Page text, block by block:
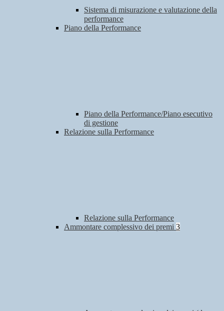
Sistema di misurazione e valutazione della
performance
Piano della Performance
Piano della Performance/Piano esecutivo
di gestione
Relazione sulla Performance
Relazione sulla Performance
Ammontare complessivo dei premi 3